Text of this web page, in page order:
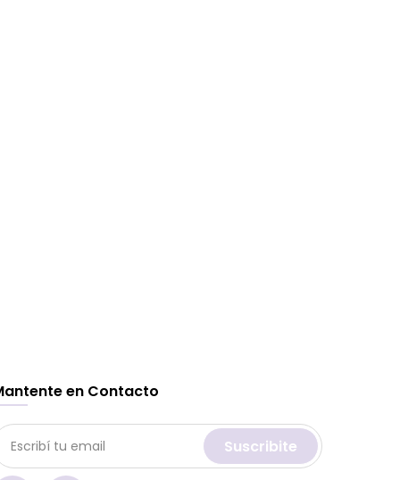
en Contacto
Suscribite